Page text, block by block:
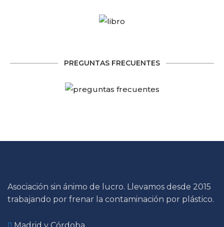
PREGUNTAS FRECUENTES
Asociación sin ánimo de lucro. Llevamos desde 2015
trabajando por frenar la contaminación por plástico.
Madrid y Córdoba